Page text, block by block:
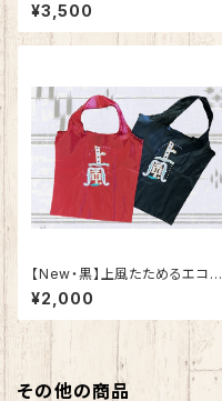
¥3,500
​【New・黒】上風たためるエコバ
ック（単品）
¥2,000
その他の商品